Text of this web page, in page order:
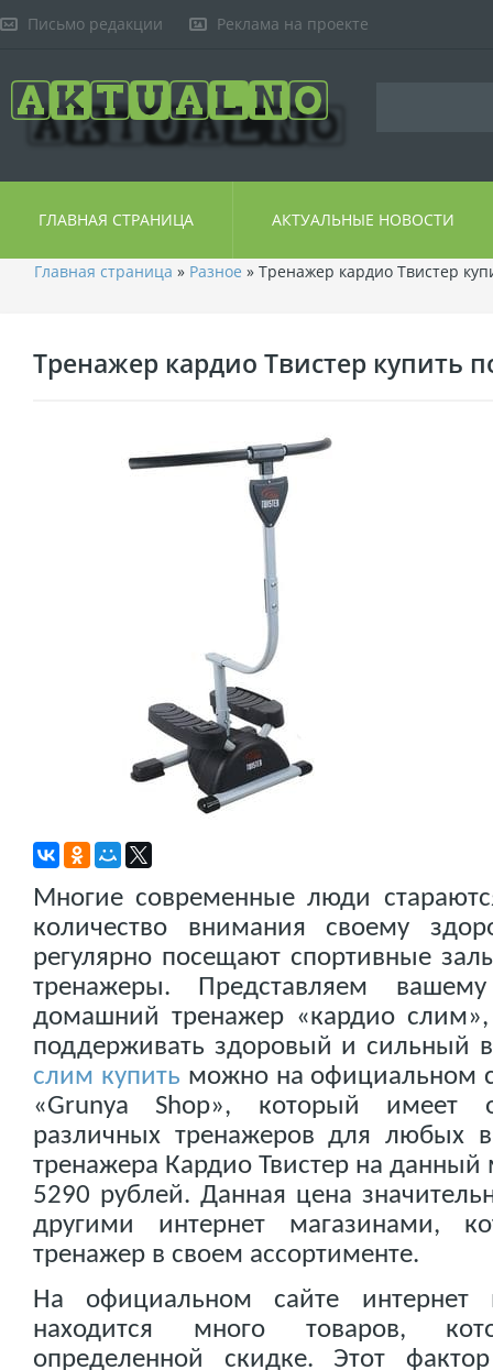
Письмо редакции Реклама на проекте
ГЛАВНАЯ СТРАНИЦА АКТУАЛЬНЫЕ НОВОСТИ
Главная страница » Разное » Тренажер кардио Твистер
Тренажер кардио Твистер купить
Многие современные люди
количество внимания своему
регулярно посещают спортивные
тренажеры. Представляем
домашний тренажер «кардио
поддерживать здоровый и сильный
слим купить можно на официальном
«Grunya Shop», который имеет
различных тренажеров для любых
тренажера Кардио Твистер на данный
5290 рублей. Данная цена
другими интернет магазинами,
тренажер в своем ассортименте.
На официальном сайте интернет
находится много товаров,
определенной скидке. Этот